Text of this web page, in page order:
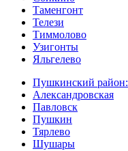
Таменгонт
Телези
Тиммолово
Узигонты
Яльгелево
Пушкинский район:
Александровская
Павловск
Пушкин
Тярлево
Шушары